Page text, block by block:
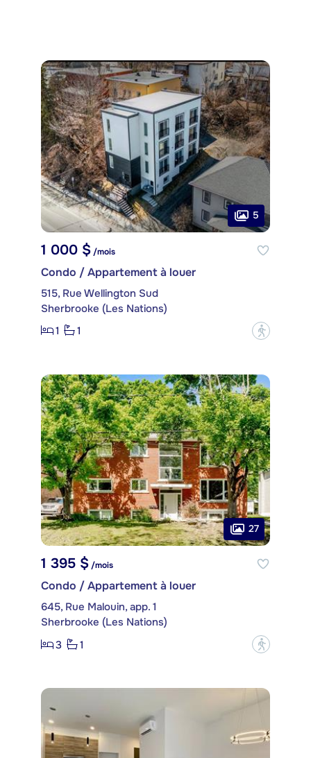
5
1 000 $ /mois
Condo / Appartement à louer
515, Rue Wellington Sud
Sherbrooke (Les Nations)
1
1 ?
27
1 395 $/mois
Condo / Appartement à louer
645, Rue Malouin, app. 1
Sherbrooke (Les Nations)
3
1 ?